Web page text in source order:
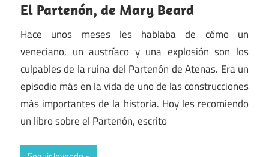
El Partenón, de Mary Beard
Hace unos meses les hablaba de cómo un
veneciano, un austríaco y una explosión son los
culpables de la ruina del Partenón de Atenas. Era un
episodio más en la vida de uno de las construcciones
más importantes de la historia. Hoy les recomiendo
un libro sobre el Partenón, escrito